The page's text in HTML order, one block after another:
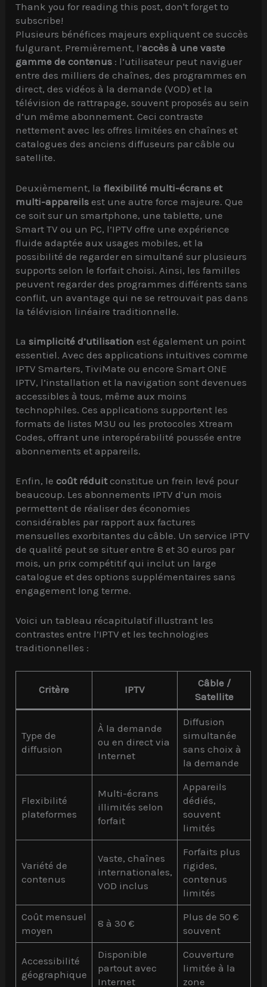
Thank you for reading this post, don't forget to
subscribe!
Plusieurs bénéfices majeurs expliquent ce succès
fulgurant. Premièrement, l’accès à une vaste
gamme de contenus : l’utilisateur peut naviguer
entre des milliers de chaînes, des programmes en
direct, des vidéos à la demande (VOD) et la
télévision de rattrapage, souvent proposés au sein
d’un même abonnement. Ceci contraste
nettement avec les offres limitées en chaînes et
catalogues des anciens diffuseurs par câble ou
satellite.
Deuxièmement, laflexibilité multi-écrans et
multi-appareils est une autre force majeure. Que
ce soit sur un smartphone, une tablette, une
Smart TV ou un PC, l’IPTV offre une expérience
fluide adaptée aux usages mobiles, et la
possibilité de regarder en simultané sur plusieurs
supports selon le forfait choisi. Ainsi, les familles
peuvent regarder des programmes différents sans
conflit, un avantage qui ne se retrouvait pas dans
la télévision linéaire traditionnelle.
La simplicité d’utilisation est également un point
essentiel. Avec des applications intuitives comme
IPTV Smarters, TiviMate ou encore Smart ONE
IPTV, l’installation et la navigation sont devenues
accessibles à tous, même aux moins
technophiles. Ces applications supportent les
formats de listes M3U ou les protocoles Xtream
Codes, offrant une interopérabilité poussée entre
abonnements et appareils.
Enfin, lecoût réduitconstitue un frein levé pour
beaucoup. Les abonnements IPTV d’un mois
permettent de réaliser des économies
considérables par rapport aux factures
mensuelles exorbitantes du câble. Un service IPTV
de qualité peut se situer entre 8 et 30 euros par
mois, un prix compétitif qui inclut un large
catalogue et des options supplémentaires sans
engagement long terme.
Voici un tableau récapitulatif illustrant les
contrastes entre l’IPTV et les technologies
traditionnelles :
Critère IPTV
Câble /
Satellite
Type de
diffusion
À la demande
ou en direct via
Internet
Diffusion
simultanée
sans choix à
la demande
Flexibilité
plateformes
Multi-écrans
illimités selon
forfait
Appareils
dédiés,
souvent
limités
Variété de
contenus
Vaste, chaînes
internationales,
VOD inclus
Forfaits plus
rigides,
contenus
limités
Coût mensuel
moyen
8 à 30 €
Plus de 50 €
souvent
Accessibilité
géographique
Disponible
partout avec
Internet
Couverture
limitée à la
zone